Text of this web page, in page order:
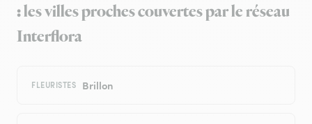
: les villes proches couvertes par le réseau
Interflora
FLEURISTES Brillon